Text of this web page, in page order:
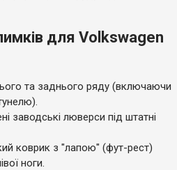
для Volkswagen
та заднього ряду (включаючи
заводські люверси під штатні
коврик з "лапою" (фут-рест)
ноги.